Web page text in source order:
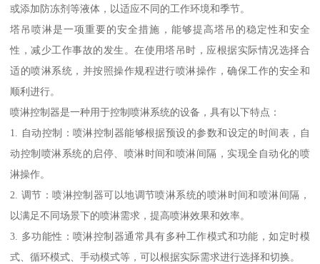
或添加防冻剂等液体，以适应不同的工作环境和季节。
塔吊喷淋是一项重要的安全措施，能够提高塔吊的稳定性和安全
性，减少工作事故的发生。在使用塔吊时，应根据实际情况选择合
适的喷淋系统，并按照操作规程进行喷淋操作，确保工作的安全和
顺利进行。
喷淋控制器是一种用于控制喷淋系统的设备，具有以下特点：
1. 自动控制：喷淋控制器能够根据预设的参数和设定的时间表，自
动控制喷淋系统的启停、喷淋时间和喷淋间隔，实现全自动化的喷
淋操作。
2. 调节：喷淋控制器可以地调节喷淋系统的喷淋时间和喷淋间隔，
以满足不同场景下的喷淋需求，提高喷淋效果和效率。
3. 多功能性：喷淋控制器通常具有多种工作模式和功能，如定时模
式、循环模式、手动模式等，可以根据实际需求进行选择和切换。